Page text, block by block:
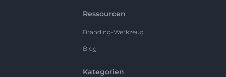
Ressourcen
Branding-Werkzeug
Blog
Kategorien